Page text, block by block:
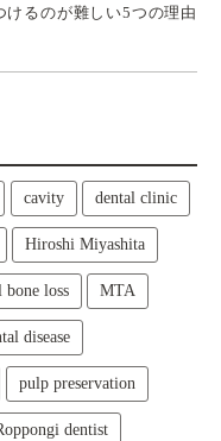
るのが難しい5つの理由
cavity dental clinic
Hiroshi Miyashita
bone loss MTA
disease
pulp preservation
dentist